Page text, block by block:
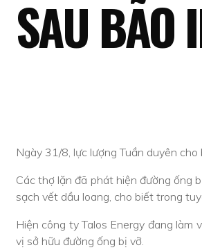
SAU BÃO
Ngày 31/8, lực lượng Tuần duyên
Các thợ lặn đã phát hiện đường ống
sạch vết dầu loang, cho biết trong
Hiện công ty Talos Energy đang làm
vị sở hữu đường ống bị vỡ.